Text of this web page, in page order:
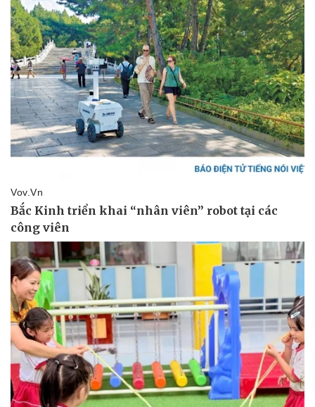
Lịch thi đấu bóng đá
Thế giới thể thao
eSports
Hậu trường
Ô tô - Xe máy
Tư vấn